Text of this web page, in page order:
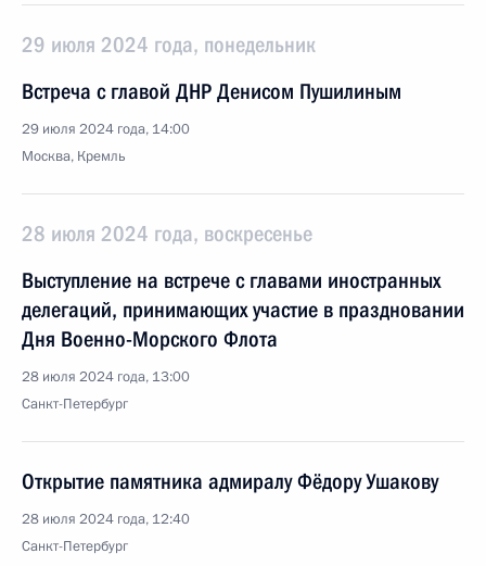
29 июля 2024 года, понедельник
Встреча с главой ДНР Денисом Пушилиным
29 июля 2024 года, 14:00
Москва, Кремль
28 июля 2024 года, воскресенье
Выступление на встрече с главами иностранных
делегаций, принимающих участие в праздновании
Дня Военно-Морского Флота
28 июля 2024 года, 13:00
Санкт-Петербург
Открытие памятника адмиралу Фёдору Ушакову
28 июля 2024 года, 12:40
Санкт-Петербург